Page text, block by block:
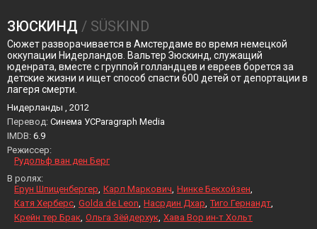
ЗЮСКИНД / SÜSKIND
Сюжет разворачивается в Амстердаме во время немецкой
оккупации Нидерландов. Вальтер Зюскинд, служащий
юденрата, вместе с группой голландцев и евреев борется за
детские жизни и ищет способ спасти 600 детей от депортации в
лагеря смерти.
Нидерланды , 2012
Перевод: Синема УСParagraph Media
IMDB: 6.9
Режиссер:
Рудольф ван ден Берг
В ролях:
Ерун Шпиценбергер Карл Маркович Нинке Бекхойзен
Катя Херберс Golda de Leon Насрдин Дхар Тиго Гернандт
Крейн тер Брак Ольга Зёйдерхук Хава Вор ин-т Хольт